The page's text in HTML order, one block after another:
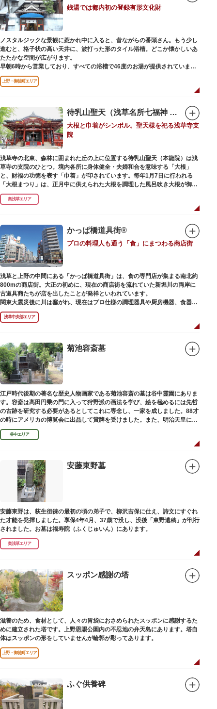
銭湯では都内初の登録有形文化財
ノスタルジックな景観に惹かれ中に入ると、昔ながらの番頭さん。もう少し
進むと、格子状の高い天井に、波打った形のタイル浴槽。どこか懐かしいあ
たたかな空間が広がります。
早朝6時から営業しており、すべての浴槽で46度のお湯が提供されていま
す。常連の方々を魅了するのは早朝のこの少し熱めの温度のお湯と昔ながら
の懐かしさでしょうか。
店頭の屋根瓦や格子型天井等も昭和から引き継がれてきている歴史あるもの
りとご覧ください。
上野・御徒町エリア
待乳山聖天（浅草名所七福神 毘沙門天）
大根と巾着がシンボル。聖天様を祀る浅草寺支
院
浅草寺の北東、森林に囲まれた丘の上に位置する待乳山聖天（本龍院）は浅
草寺の支院のひとつ。境内各所に身体健全・夫婦和合を意味する「大根」
と、財福の功徳を表す「巾着」が印されています。毎年1月7日に行われる
「大根まつり」は、正月中に供えられた大根を調理した風呂吹き大根が御神
酒とともに参拝者に振る舞われるイベント。聖天様のお下がりの大根をいた
だくことで、心身健康のご利益があるそうです。
養する最高の祈祷法。心願成就の力があると考えられており、依頼すると7
日間毎朝祈祷していただけます。また、浅草名所七福神のひとつとしても知
られ、毘沙門天が祀られています。
奥浅草エリア
かっぱ橋道具街®
プロの料理人も通う「食」にまつわる商店街
浅草と上野の中間にある「かっぱ橋道具街」は、食の専門店が集まる南北約
800mの商店街。大正の初めに、現在の商店街を流れていた新堀川の両岸に
古道具商たちが店を出したことが発祥といわれています。
関東大震災後に川は塞がれ、現在はプロ仕様の調理器具や厨房機器、食器、
包材、調理衣装など「食」にまつわる約170軒の専門店が集まる個性的な専
門商店街として賑わいを見せています。もちろん、ほとんどのお店が小売に
も対応。家庭の調理用具を購入したい人や観光客にもおすすめです。食品サ
毎年、道具の日である10月9日前後に開催される「かっぱ橋道具まつり」で
は、各店舗がおすすめ商品や掘り出しものを販売。また、年ごとに異なる
様々な催しものも行われます。
浅草中央部エリア
菊池容斎墓
江戸時代後期の著名な歴史人物画家である菊池容斎の墓は谷中霊園にありま
す。容斎は高田円乗の門に入って狩野派の画法を学び、絵を極めるには先哲
の古跡を研究する必要があるとしてこれに専念し、一家を成しました。88才
の時にアメリカの博覧会に出品して賞牌を受けました。また、明治天皇に
「日本画史」の称を賜りました。
谷中エリア
安藤東野墓
安藤東野は、荻生徂徠の最初の頃の弟子で、柳沢吉保に仕え、詩文にすぐれ
た才能を発揮しました。享保4年4月、37歳で没し、没後「東野遺稿」が刊行
されました。お墓は福寿院（ふくじゅいん）にあります。
奥浅草エリア
スッポン感謝の塔
滋養のため、食材として、人々の胃袋におさめられたスッポンに感謝するた
めに建立された塔です。上野恩賜公園内の不忍池の弁天島にあります。塔自
体はスッポンの形をしていませんが輪郭が彫ってあります。
上野・御徒町エリア
ふぐ供養碑